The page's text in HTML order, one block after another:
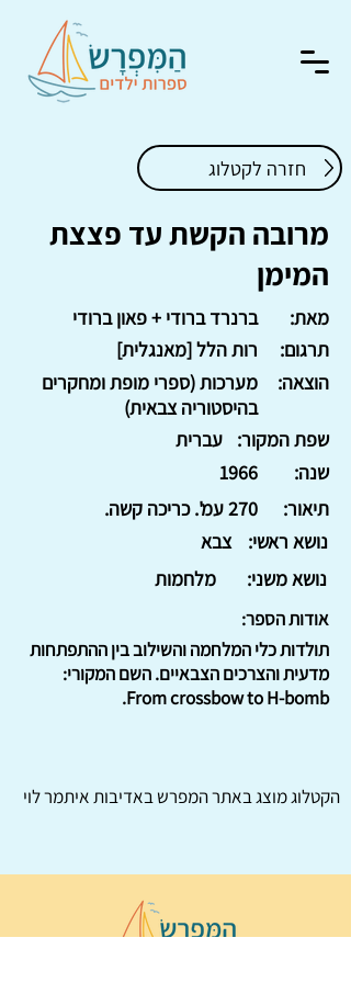
חזרה לקטלוג
מרובה הקשת עד פצצת
המימן
ברנרד ברודי + פאון ברודי
מאת:
רות הלל [מאנגלית]
תרגום:
מערכות (ספרי מופת ומחקרים
בהיסטוריה צבאית)
הוצאה:
עברית
שפת המקור:
1966
שנה:
270 עמ'. כריכה קשה.
תיאור:
צבא
נושא ראשי:
מלחמות
נושא משני:
אודות הספר:
תולדות כלי המלחמה והשילוב בין ההתפתחות
מדעית והצרכים הצבאיים. השם המקורי:
From crossbow to H-bomb.
הקטלוג מוצג באתרהמפרשבאדיבות איתמר לוי